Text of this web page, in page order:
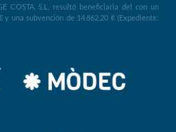
COSTA, S.L. resultó beneficiaria del con un
y una subvención de 14.862,20 € (Expediente: